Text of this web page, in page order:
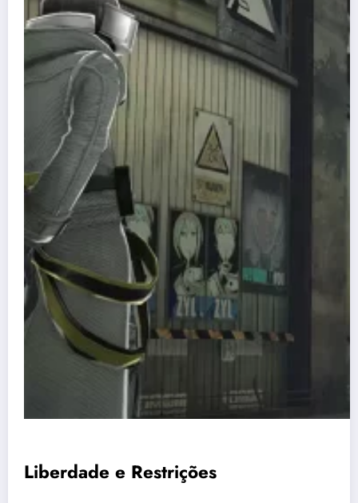
Liberdade e Restrições